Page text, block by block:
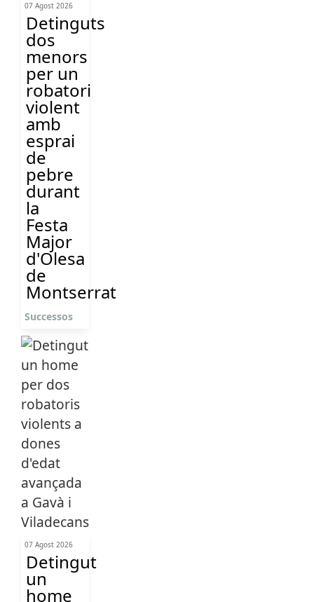
07 Agost 2026
Detinguts
dos
menors
per un
robatori
violent
amb
esprai
de
pebre
durant
la
Festa
Major
d'Olesa
de
Montserrat
Successos
07 Agost 2026
Detingut
un
home